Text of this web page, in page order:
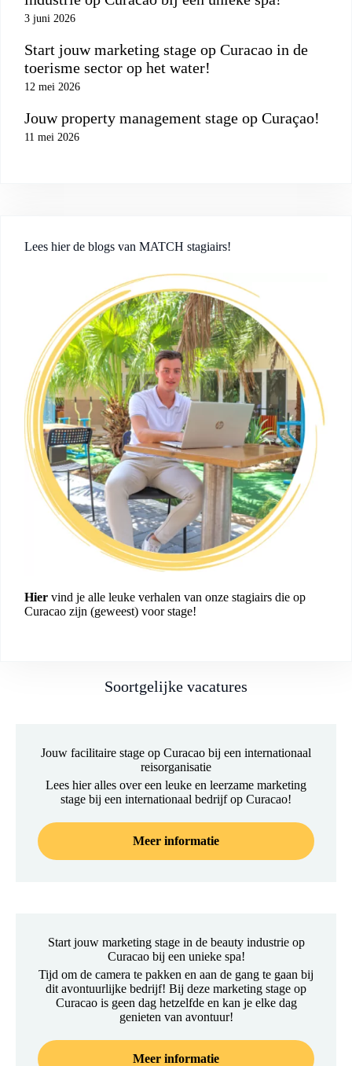
3 juni 2026
Start jouw marketing stage op Curacao in de
toerisme sector op het water!
12 mei 2026
Jouw property management stage op Curaçao!
11 mei 2026
Lees hier de blogs van MATCH stagiairs!
Hier vind je alle leuke verhalen van onze stagiairs die op
Curacao zijn (geweest) voor stage!
Soortgelijke vacatures
Jouw facilitaire stage op Curacao bij een internationaal
reisorganisatie
Lees hier alles over een leuke en leerzame marketing
stage bij een internationaal bedrijf op Curacao!
Meer informatie
Start jouw marketing stage in de beauty industrie op
Curacao bij een unieke spa!
Tijd om de camera te pakken en aan de gang te gaan bij
dit avontuurlijke bedrijf! Bij deze marketing stage op
Curacao is geen dag hetzelfde en kan je elke dag
genieten van avontuur!
Meer informatie